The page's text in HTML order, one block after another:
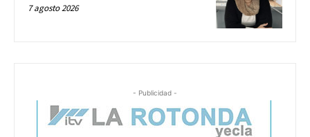
7 agosto 2026
- Publicidad -